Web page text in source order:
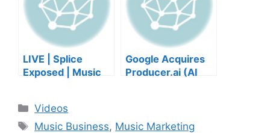
LIVE | Splice
Exposed | Music
Lawyer | Music
Business Podcast
Google Acquires
Producer.ai (AI
Categories
Videos
Tags
Music Business, Music Marketing